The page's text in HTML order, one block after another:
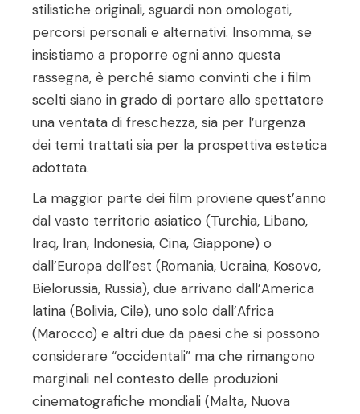
stilistiche originali, sguardi non omologati,
percorsi personali e alternativi. Insomma, se
insistiamo a proporre ogni anno questa
rassegna, è perché siamo convinti che i film
scelti siano in grado di portare allo spettatore
una ventata di freschezza, sia per l’urgenza
dei temi trattati sia per la prospettiva estetica
adottata.
La maggior parte dei film proviene quest’anno
dal vasto territorio asiatico (Turchia, Libano,
Iraq, Iran, Indonesia, Cina, Giappone) o
dall’Europa dell’est (Romania, Ucraina, Kosovo,
Bielorussia, Russia), due arrivano dall’America
latina (Bolivia, Cile), uno solo dall’Africa
(Marocco) e altri due da paesi che si possono
considerare “occidentali” ma che rimangono
marginali nel contesto delle produzioni
cinematografiche mondiali (Malta, Nuova